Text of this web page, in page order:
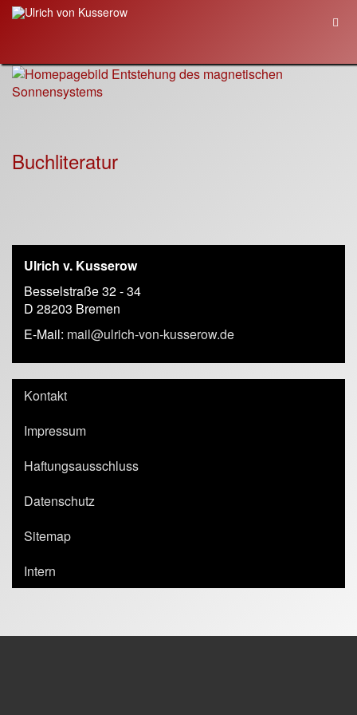
Buchliteratur
Ulrich v. Kusserow
Besselstraße 32 - 34
D 28203 Bremen
E-Mail: mail@ulrich-von-kusserow.de
Kontakt
Impressum
Haftungsausschluss
Datenschutz
Sitemap
Intern